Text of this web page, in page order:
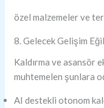
özel malzemeler ve
8. Gelecek Gelişim
Kaldırma ve asansör
muhtemelen şunlara
AI destekli otonom